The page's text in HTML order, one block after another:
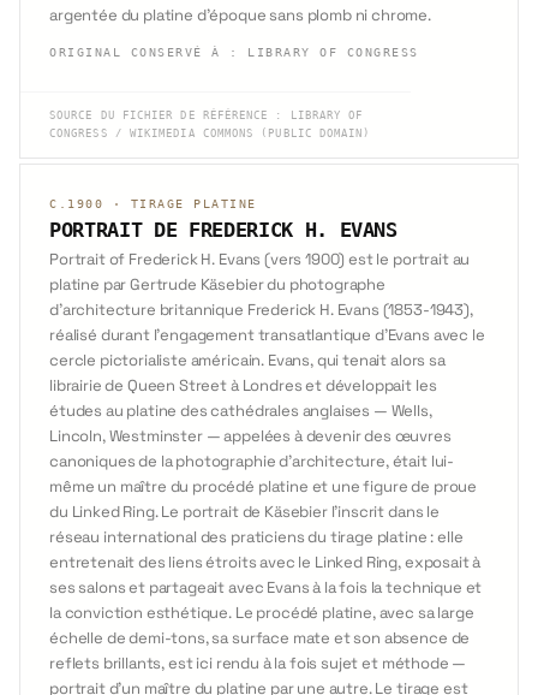
argentée du platine d'époque sans plomb ni chrome.
ORIGINAL CONSERVÉ À : LIBRARY OF CONGRESS
SOURCE DU FICHIER DE RÉFÉRENCE :
LIBRARY OF
CONGRESS / WIKIMEDIA COMMONS (PUBLIC DOMAIN)
C.1900 · TIRAGE PLATINE
PORTRAIT DE FREDERICK H. EVANS
Portrait of Frederick H. Evans (vers 1900) est le portrait au
platine par Gertrude Käsebier du photographe
d'architecture britannique Frederick H. Evans (1853-1943),
réalisé durant l'engagement transatlantique d'Evans avec le
cercle pictorialiste américain. Evans, qui tenait alors sa
librairie de Queen Street à Londres et développait les
études au platine des cathédrales anglaises — Wells,
Lincoln, Westminster — appelées à devenir des œuvres
canoniques de la photographie d'architecture, était lui-
même un maître du procédé platine et une figure de proue
du Linked Ring. Le portrait de Käsebier l'inscrit dans le
réseau international des praticiens du tirage platine : elle
entretenait des liens étroits avec le Linked Ring, exposait à
ses salons et partageait avec Evans à la fois la technique et
la conviction esthétique. Le procédé platine, avec sa large
échelle de demi-tons, sa surface mate et son absence de
reflets brillants, est ici rendu à la fois sujet et méthode —
portrait d'un maître du platine par une autre. Le tirage est